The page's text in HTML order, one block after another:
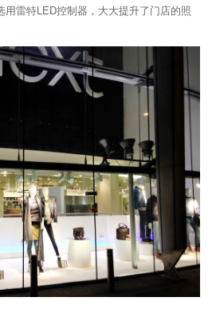
用雷特LED控制器，大大提升了门店的照